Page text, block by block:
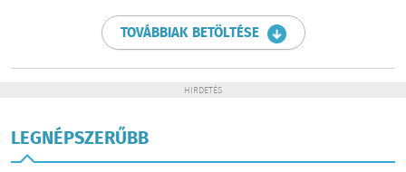
TOVÁBBIAK BETÖLTÉSE
HIRDETÉS
LEGNÉPSZERŰBB